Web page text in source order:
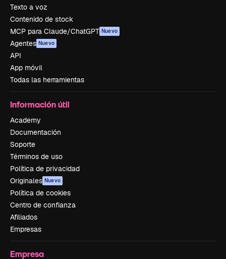
Texto a voz
Contenido de stock
MCP para Claude/ChatGPT Nuevo
Agentes Nuevo
API
App móvil
Todas las herramientas
Información útil
Academy
Documentación
Soporte
Términos de uso
Política de privacidad
Originales Nuevo
Política de cookies
Centro de confianza
Afiliados
Empresas
Empresa